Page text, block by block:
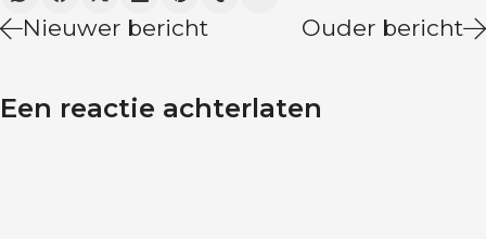
Nieuwer bericht Ouder bericht
Een reactie achterlaten